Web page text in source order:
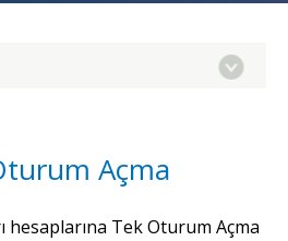
Açma
hesaplarına Tek Oturum Açma